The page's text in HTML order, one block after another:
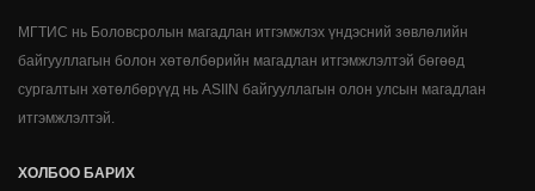
МГТИС нь Боловсролын магадлан итгэмжлэх үндэсний зөвлөлийн
байгууллагын болон хөтөлбөрийн магадлан итгэмжлэлтэй бөгөөд
сургалтын хөтөлбөрүүд нь ASIIN байгууллагын олон улсын магадлан
итгэмжлэлтэй.
ХОЛБОО БАРИХ